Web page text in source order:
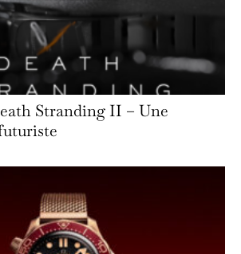
Stranding II – Une